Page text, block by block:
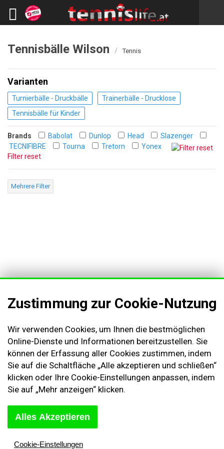
Tennisbälle Wilson / Tennis
Varianten
Turnierbälle - Druckbälle
Trainerbälle - Drucklose
Tennisbälle für Kinder
Brands Babolat Dunlop Head
Slazenger
TECNIFIBRE
Tourna Tretorn
Yonex
Filter reset
Mehrere Filter
AGB & Kundeninformationen
Impressum
Kontakt
Widerruf des Vertrags
Sich abmelden
Zustimmung zur Cookie-Nutzung
Wir verwenden Cookies, um Ihnen die bestmöglichen
Online-Dienste und Informationen bereitzustellen. Sie
können der Erfassung aller Cookies zustimmen, indem
Sie auf die Schaltfläche „Alle akzeptieren und schließen“
klicken oder Ihre Cookie-Einstellungen anpassen, indem
Sie auf „Mehr anzeigen“ klicken.
Alles Akzeptieren
Cookie-Einstellungen